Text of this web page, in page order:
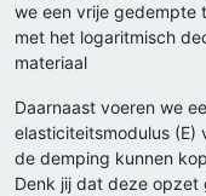
we een vrije gedempte
met het logaritmisch
materiaal
Daarnaast voeren we
elasticiteitsmodulus
de demping kunnen
Denk jij dat deze